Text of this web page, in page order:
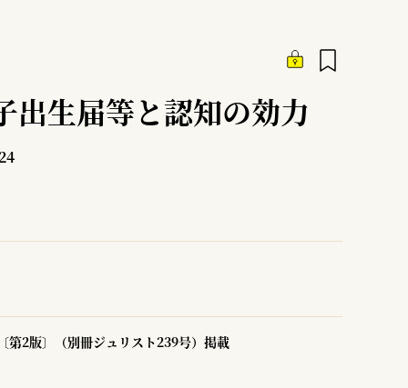
出生届等と認知の効力
第2版〕（別冊ジュリスト239号）掲載